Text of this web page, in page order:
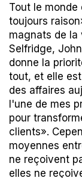
Tout le
toujours
magnats de la
Selfridge,
donne la
tout, et elle
des affaires
l'une de mes
pour
clients».
moyennes
ne reçoivent
elles ne